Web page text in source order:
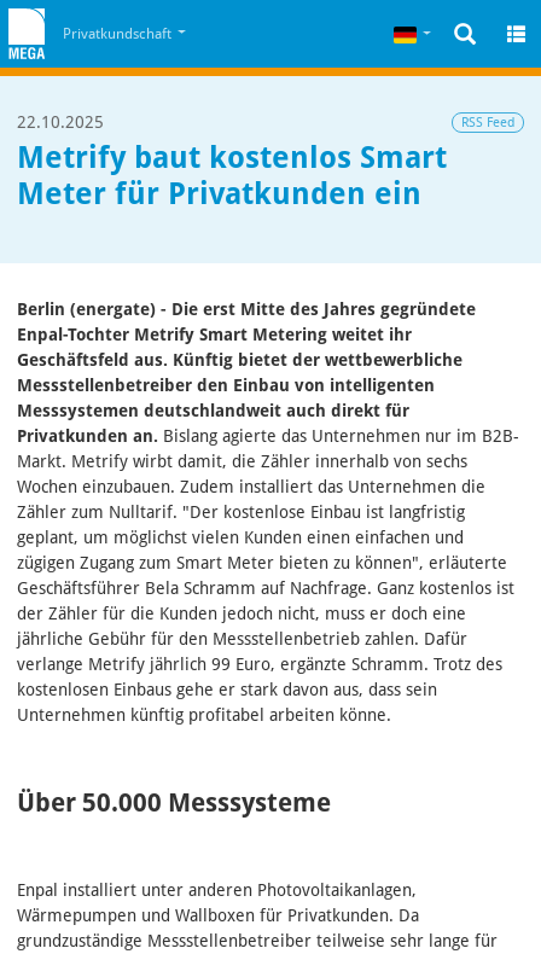
Zum Cookiehinweis
Privatkundschaft Deutsch
22.10.2025 RSS Feed
Metrify baut kostenlos Smart
Meter für Privatkunden ein
Berlin (energate) - Die erst Mitte des Jahres gegründete
Enpal-Tochter Metrify Smart Metering weitet ihr
Geschäftsfeld aus. Künftig bietet der wettbewerbliche
Messstellenbetreiber den Einbau von intelligenten
Messsystemen deutschlandweit auch direkt für
Privatkunden an. Bislang agierte das Unternehmen nur im B2B-
Markt. Metrify wirbt damit, die Zähler innerhalb von sechs
Wochen einzubauen. Zudem installiert das Unternehmen die
Zähler zum Nulltarif. "Der kostenlose Einbau ist langfristig
geplant, um möglichst vielen Kunden einen einfachen und
zügigen Zugang zum Smart Meter bieten zu können", erläuterte
Geschäftsführer Bela Schramm auf Nachfrage. Ganz kostenlos ist
der Zähler für die Kunden jedoch nicht, muss er doch eine
jährliche Gebühr für den Messstellenbetrieb zahlen. Dafür
verlange Metrify jährlich 99 Euro, ergänzte Schramm. Trotz des
kostenlosen Einbaus gehe er stark davon aus, dass sein
Unternehmen künftig profitabel arbeiten könne.
Über 50.000 Messsysteme
Enpal installiert unter anderen Photovoltaikanlagen,
Wärmepumpen und Wallboxen für Privatkunden. Da
grundzuständige Messstellenbetreiber teilweise sehr lange für